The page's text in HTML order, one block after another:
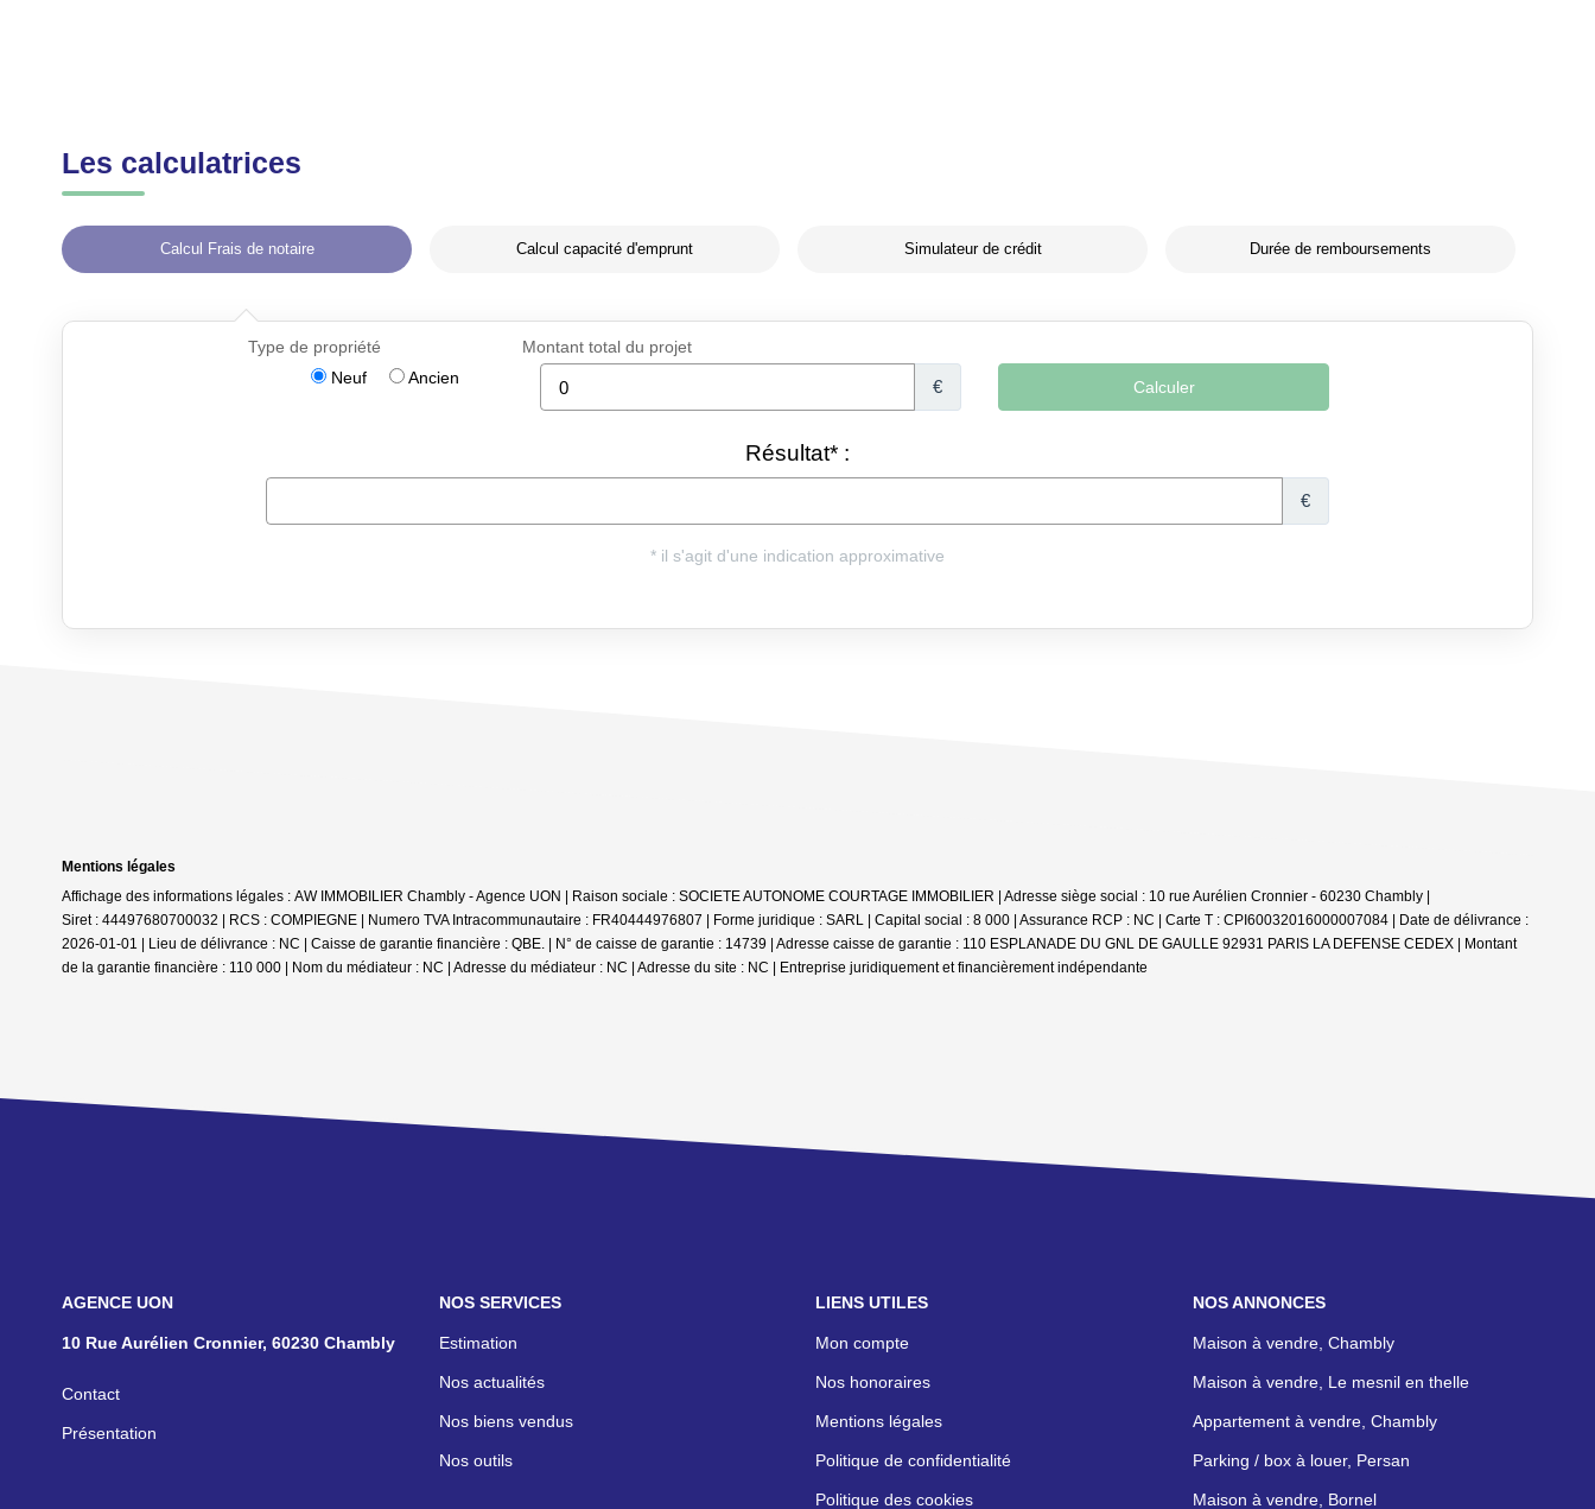
Les calculatrices
Calcul Frais de notaire Calcul capacité d'emprunt Simulateur de crédit Durée de remboursements
Mentions légales
Affichage des informations légales : AW IMMOBILIER Chambly - Agence UON | Raison sociale : SOCIETE AUTONOME COURTAGE IMMOBILIER | Adresse siège social : 10 rue Aurélien Cronnier - 60230 Chambly |
Siret : 44497680700032 | RCS : COMPIEGNE | Numero TVA Intracommunautaire : FR40444976807 | Forme juridique : SARL | Capital social : 8 000 | Assurance RCP : NC | Carte T : CPI60032016000007084 | Date de délivrance :
2026-01-01 | Lieu de délivrance : NC | Caisse de garantie financière : QBE. | N° de caisse de garantie : 14739 | Adresse caisse de garantie : 110 ESPLANADE DU GNL DE GAULLE 92931 PARIS LA DEFENSE CEDEX | Montant
de la garantie financière : 110 000 | Nom du médiateur : NC | Adresse du médiateur : NC | Adresse du site : NC |
Entreprise juridiquement et financièrement indépendante
NOS AGENCES
10 Rue Aurélien Cronnier, 60230 Chambly
Contact
Présentation
NOS SERVICES
Estimation
Nos actualités
Nos biens vendus
Nos outils
LIENS UTILES
Mon compte
Nos honoraires
Mentions légales
Politique de confidentialité
Politique des cookies
NOS ANNONCES
Maison à vendre, Chambly
Maison à vendre, Le mesnil en thelle
Appartement à vendre, Chambly
Parking / box à louer, Persan
Maison à vendre, Bornel